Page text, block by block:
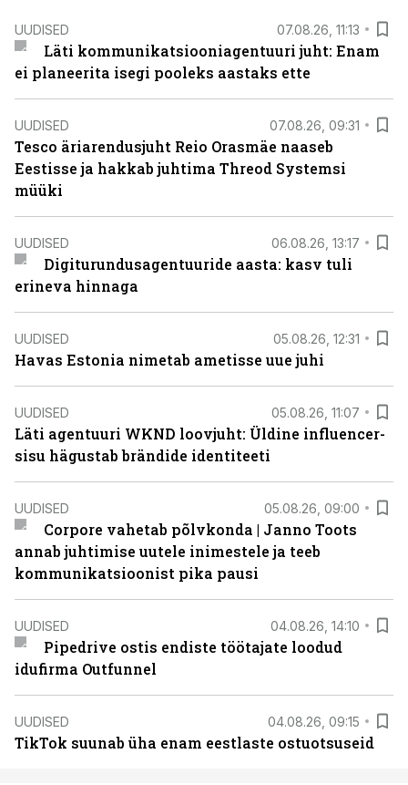
UUDISED 07.08.26, 11:13
Läti kommunikatsiooniagentuuri juht: Enam
ei planeerita isegi pooleks aastaks ette
UUDISED 07.08.26, 09:31
Tesco äriarendusjuht Reio Orasmäe naaseb
Eestisse ja hakkab juhtima Threod Systemsi
müüki
UUDISED 06.08.26, 13:17
Digiturundusagentuuride aasta: kasv tuli
erineva hinnaga
UUDISED 05.08.26, 12:31
Havas Estonia nimetab ametisse uue juhi
UUDISED 05.08.26, 11:07
Läti agentuuri WKND loovjuht: Üldine influencer-
sisu hägustab brändide identiteeti
UUDISED 05.08.26, 09:00
Corpore vahetab põlvkonda | Janno Toots
annab juhtimise uutele inimestele ja teeb
kommunikatsioonist pika pausi
UUDISED 04.08.26, 14:10
Pipedrive ostis endiste töötajate loodud
idufirma Outfunnel
UUDISED 04.08.26, 09:15
TikTok suunab üha enam eestlaste ostuotsuseid